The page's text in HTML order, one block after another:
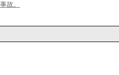
故。